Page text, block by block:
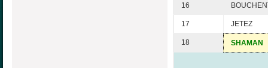
16
17 JETEZ
18 SHAMAN